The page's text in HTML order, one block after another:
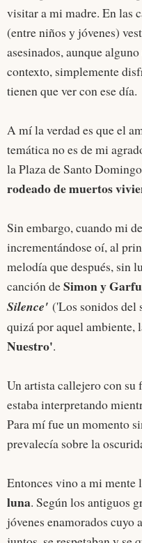
visitar a mi madre. En las
(entre niños y jóvenes)
asesinados, aunque
contexto, simplemente
tienen que ver con ese día.
A mí la verdad es que el
temática no es de mi
la Plaza de Santo
rodeado de muertos
Sin embargo, cuando mi
incrementándose oí, al
melodía que después, sin
canción deSimon y
Silence' ('Los sonidos del
quizá por aquel ambiente,
Nuestro'.
Un artista callejero con su
estaba interpretando
Para mí fue un momento
prevalecía sobre la
Entonces vino a mi mente
luna. Según los antiguos
jóvenes enamorados cuyo